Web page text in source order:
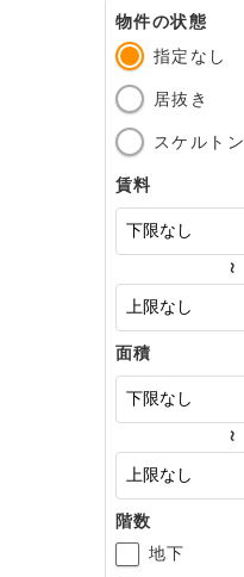
物件の状態
指定なし
居抜き
スケルトン
賃料
～
面積
～
階数
地下